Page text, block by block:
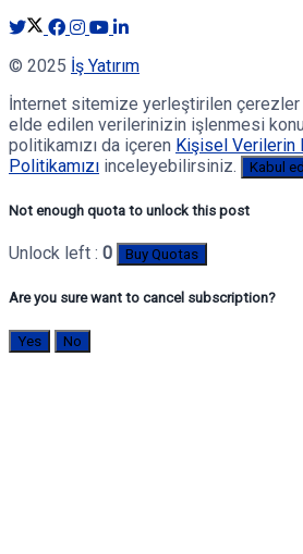
© 2025 İş Yatırım
İnternet sitemize yerleştirilen
elde edilen verilerinizin işlenmesi
politikamızı da içeren Kişisel Verilerin
Politikamızı inceleyebilirsiniz. Kabul
Not enough quota to unlock this post
Unlock left : 0 Buy Quotas
Are you sure want to cancel subscription?
Yes No